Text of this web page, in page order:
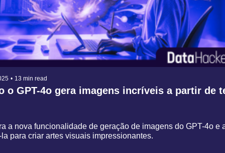
• 13 min read
o GPT-4o gera imagens incríveis a partir de
a nova funcionalidade de geração de imagens do GPT-4o e
para criar artes visuais impressionantes.